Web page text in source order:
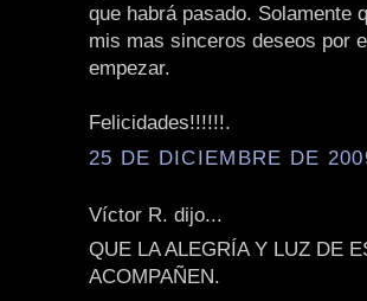
que habrá pasado. Solamente
mis mas sinceros deseos por
empezar.
Felicidades!!!!!!.
25 DE DICIEMBRE DE
Víctor R. dijo...
QUE LA ALEGRÍA Y LUZ DE
ACOMPAÑEN.